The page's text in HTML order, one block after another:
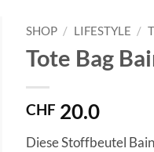
SHOP / LIFESTYLE /
Tote Bag
CHF 20.0
Diese Stoffbeutel